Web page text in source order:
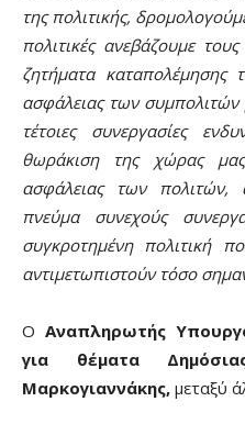
της πολιτικής,
πολιτικές ανεβάζουμε
ζητήματα καταπολέμησης
ασφάλειας των
τέτοιες συνεργασίες
θωράκιση της χώρας
ασφάλειας των πολιτών,
πνεύμα συνεχούς
συγκροτημένη πολιτική
αντιμετωπιστούν τόσο
Ο Αναπληρωτής
για θέματα
Μαρκογιαννάκης, μεταξύ